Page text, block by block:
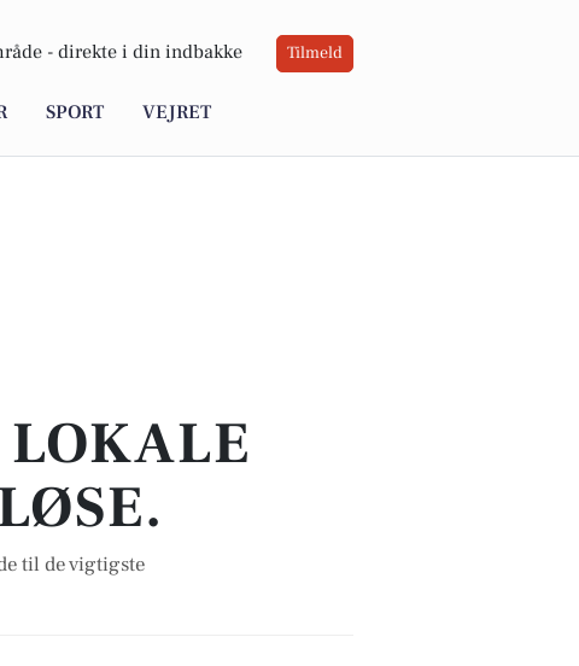
- direkte i din indbakke Tilmeld
SPORT VEJRET
LOKALE
til de vigtigste